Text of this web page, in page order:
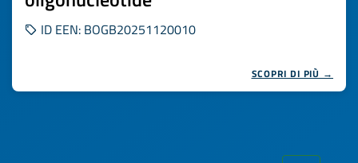
ID EEN: BOGB20251120010
SCOPRI DI PIÙ →